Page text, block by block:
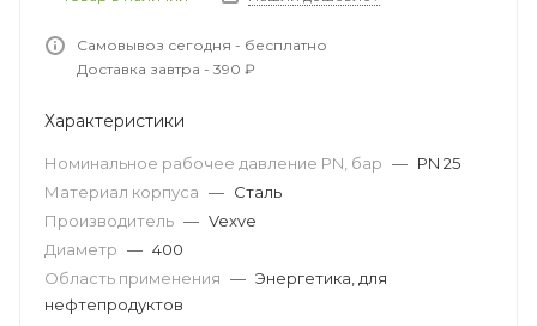
Самовывоз сегодня - бесплатно
Доставка завтра - 390 ₽
Характеристики
Номинальное рабочее давление PN, бар — PN 25
Материал корпуса — Сталь
Производитель — Vexve
Диаметр — 400
Область применения — Энергетика, для
нефтепродуктов